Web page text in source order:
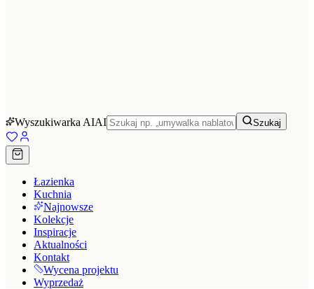
Wyszukiwarka AIAI Szukaj
Łazienka
Kuchnia
Najnowsze
Kolekcje
Inspiracje
Aktualności
Kontakt
Wycena projektu
Wyprzedaż